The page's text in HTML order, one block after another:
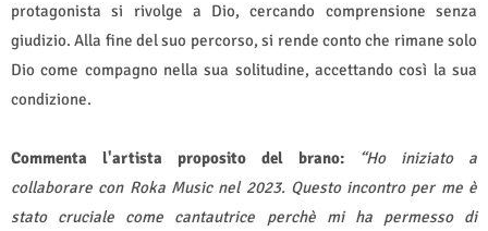
protagonista si rivolge a Dio, cercando comprensione senza
giudizio. Alla fine del suo percorso, si rende conto che rimane solo
Dio come compagno nella sua solitudine, accettando così la sua
condizione.
Commenta l'artista proposito del brano:
“Ho iniziato a
collaborare con Roka Music nel 2023. Questo incontro per me è
stato cruciale come cantautrice perchè mi ha permesso di